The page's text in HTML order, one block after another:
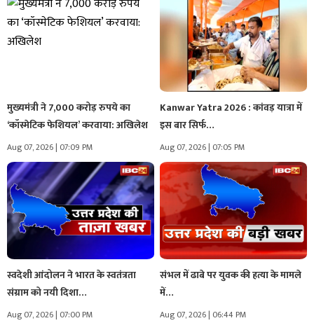
मुख्यमंत्री ने 7,000 करोड़ रुपये का
‘कॉस्मेटिक फेशियल’ करवाया: अखिलेश
Aug 07, 2026 | 07:09 PM
Kanwar Yatra 2026 : कांवड़ यात्रा में
इस बार सिर्फ…
Aug 07, 2026 | 07:05 PM
स्वदेशी आंदोलन ने भारत के स्वतंत्रता
संग्राम को नयी दिशा…
Aug 07, 2026 | 07:00 PM
संभल में ढाबे पर युवक की हत्या के मामले
में…
Aug 07, 2026 | 06:44 PM